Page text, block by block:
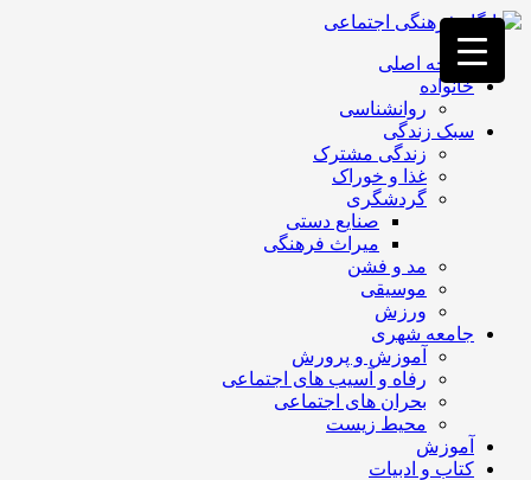
فصد
خون
غرب
تهران
خشکشویی
تصفیه
تهران
صفحه اصلی
خانواده
روانشناسی
سبک زندگی
زندگی مشترک
غذا و خوراک
گردشگری
صنایع دستی
میراث فرهنگی
مد و فشن
موسیقی
ورزش
جامعه شهری
آموزش و پرورش
رفاه و آسیب های اجتماعی
بحران های اجتماعی
محیط زیست
آموزش
کتاب و ادبیات